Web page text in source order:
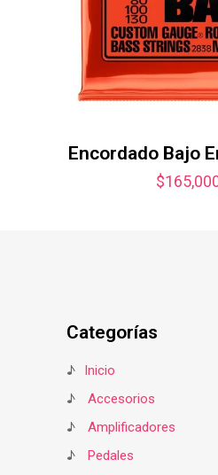
Encordado Bajo
$
Categorías
♪
Inicio
♪
Accesorios
♪
Amplificadores
♪
Pedales